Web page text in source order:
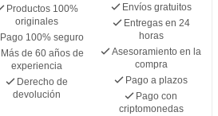
Productos 100%
originales
Pago 100% seguro
Más de 60 años de
experiencia
Derecho de
devolución
Envíos gratuitos
Entregas en 24
horas
Asesoramiento en la
compra
Pago a plazos
Pago con
criptomonedas